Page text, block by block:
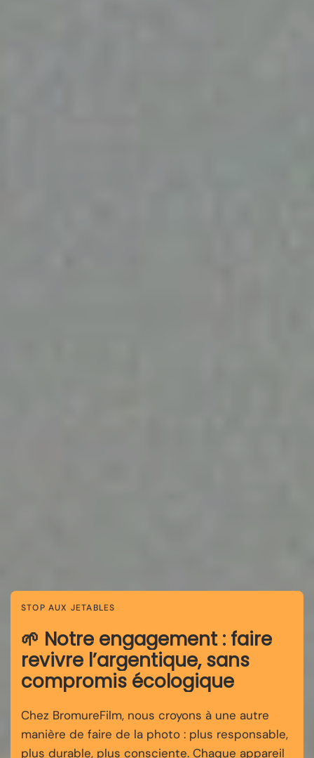
STOP AUX JETABLES
🌱 Notre engagement : faire
revivre l’argentique, sans
compromis écologique
Chez BromureFilm, nous croyons à une autre
manière de faire de la photo : plus responsable,
plus durable, plus consciente. Chaque appareil